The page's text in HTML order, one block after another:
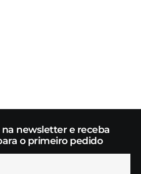
na newsletter e receba
o primeiro pedido